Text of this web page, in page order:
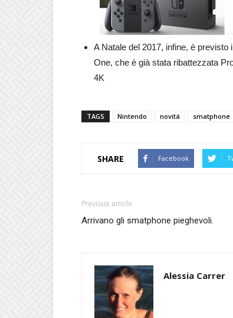
A Natale del 2017, infine, è
One, che è già stata ribattezzata
4K
TAGS Nintendo novitá smatphone
SHARE Facebook
Previous article
Arrivano gli smatphone pieghevoli.
Alessia Carrer